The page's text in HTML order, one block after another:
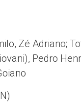
Zé Adriano;
Pedro